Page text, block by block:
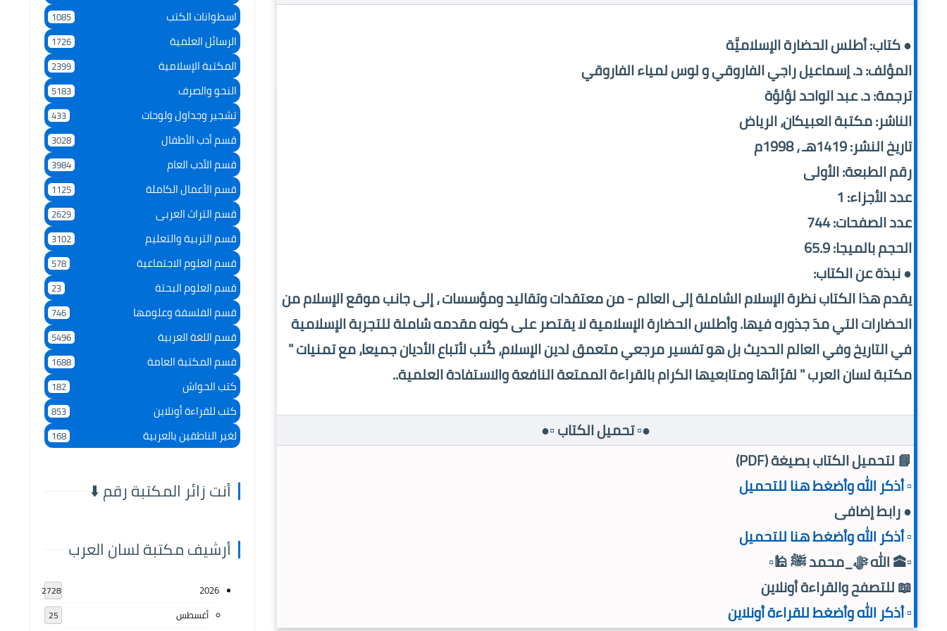
● كتاب: أطلس الحضارة الإسلاميَّة
المؤلف: د. إسماعيل راجي الفاروقي و لوس لمياء الفاروقي
ترجمة: د. عبد الواحد لؤلؤة
الناشر: مكتبة العبيكان، الرياض
تاريخ النشر: 1419هـ ، 1998م
رقم الطبعة: الأولى
عدد الأجزاء: 1
عدد الصفحات: 744
الحجم بالميجا: 65.9
● نبذة عن الكتاب:
يقدم هذا الكتاب نظرة الإسلام الشاملة إلى العالم - من معتقدات وتقاليد ومؤسسات ، إلى جانب موقع الإسلام من
الحضارات التي مدَ جذوره فيها. وأطلس الحضارة الإسلامية لا يقتصر على كونه مقدمه شاملة للتجربة الإسلامية
في التاريخ وفي العالم الحديث بل هو تفسير مرجعي متعمق لدين الإسلام، كُتب لأتباع الأديان جميعا، مع تمنيات "
مكتبة لسان العرب " لقرّائها ومتابعيها الكرام بالقراءة الممتعة النافعة والاستفادة العلمية..
●▫️ تحميل الكتاب ▫️●
📘 لتحميل الكتاب بصيغة (PDF)
▫️ أذكر الله وأضغط هنا للتحميل
● رابط إضافى
▫️ أذكر الله وأضغط هنا للتحميل
▫️🕋 الله ﷻ_محمد ﷺ 🕌▫️
📖 للتصفح والقراءة أونلاين
▫️ أذكر الله وأضغط للقراءة أونلاين
اسطوانات الكتب 1085
الرسائل العلمية 1726
المكتبة الإسلامية 2399
النحو والصرف 5183
تشجير وجداول ولوحات 433
قسم أدب الأطفال 3028
قسم الأدب العام 3984
قسم الأعمال الكاملة 1125
قسم التراث العربى 2629
قسم التربية والتعليم 3102
قسم العلوم الاجتماعية 578
قسم العلوم البحتة 23
قسم الفلسفة وعلومها 746
قسم اللغة العربية 5496
قسم المكتبة العامة 1688
كتب الحواش 182
كتب للقراءة أونلاين 853
لغير الناطقين بالعربية 168
أنت زائر المكتبة رقم ⬇️
أرشيف مكتبة لسان العرب
2026
2728
أغسطس 25